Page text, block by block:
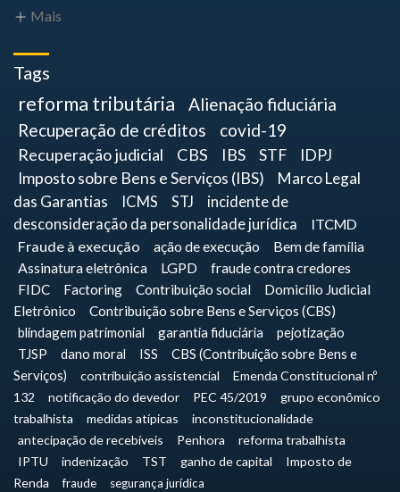
Mais
Tags
reforma tributária
Alienação fiduciária
Recuperação de créditos
covid-19
Recuperação judicial CBS IBS STF
IDPJ
Imposto sobre Bens e Serviços (IBS)
Marco Legal
das Garantias
ICMS STJ
incidente de
desconsideração da personalidade jurídica
ITCMD
Fraude à execução
ação de execução
Bem de família
Assinatura eletrônica
LGPD fraude contra credores
FIDC Factoring Contribuição social
Domicílio Judicial
Eletrônico
Contribuição sobre Bens e Serviços (CBS)
blindagem patrimonial
garantia fiduciária
pejotização
TJSP
dano moral ISS
CBS (Contribuição sobre Bens e
Serviços)
contribuição assistencial
Emenda Constitucional nº
132
notificação do devedor PEC 45/2019
grupo econômico
trabalhista
medidas atípicas
inconstitucionalidade
antecipação de recebíveis
Penhora
reforma trabalhista
IPTU
indenização TST ganho de capital
Imposto de
Renda
fraude segurança jurídica